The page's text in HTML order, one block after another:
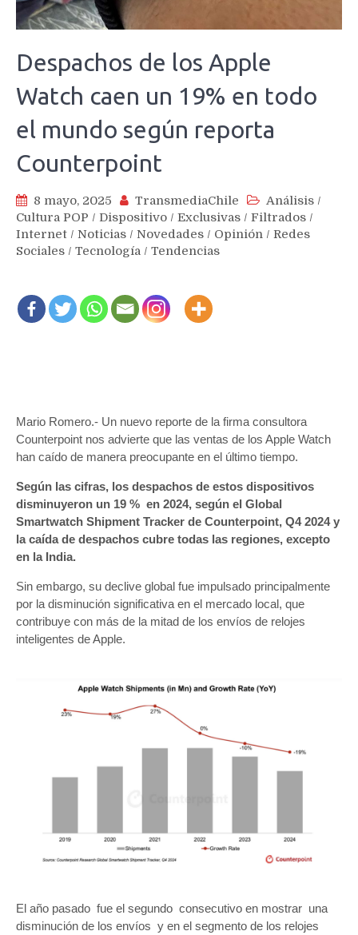
Despachos de los Apple
Watch caen un 19% en todo
el mundo según reporta
Counterpoint
8 mayo, 2025 TransmediaChile Análisis /
Cultura POP / Dispositivo / Exclusivas / Filtrados /
Internet / Noticias / Novedades / Opinión / Redes
Sociales / Tecnología / Tendencias
Mario Romero.- Un nuevo reporte de la firma consultora
Counterpoint nos advierte que las ventas de los Apple Watch
han caído de manera preocupante en el último tiempo.
Según las cifras, los despachos de estos dispositivos
disminuyeron un 19 % en 2024, según el Global
Smartwatch Shipment Tracker de Counterpoint, Q4 2024 y
la caída de despachos cubre todas las regiones, excepto
en la India.
Sin embargo, su declive global fue impulsado principalmente
por la disminución significativa en el mercado local, que
contribuye con más de la mitad de los envíos de relojes
inteligentes de Apple.
El año pasado fue el segundo consecutivo en mostrar una
disminución de los envíos y en el segmento de los relojes